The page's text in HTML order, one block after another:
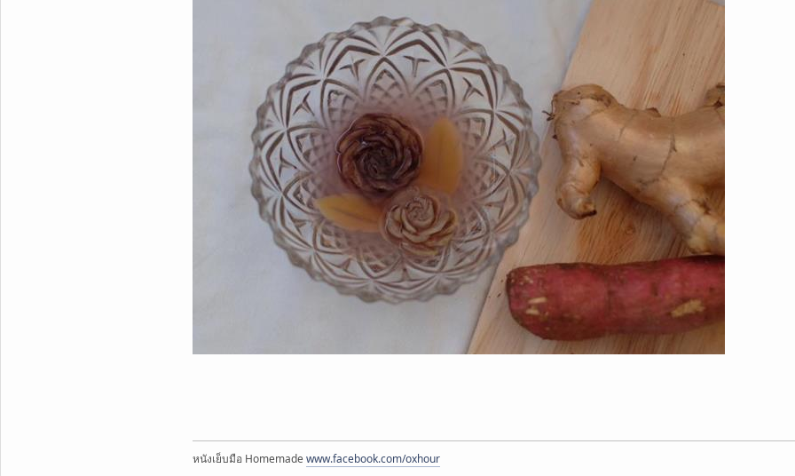
หนังเย็บมือ Homemade www.facebook.com/oxhour